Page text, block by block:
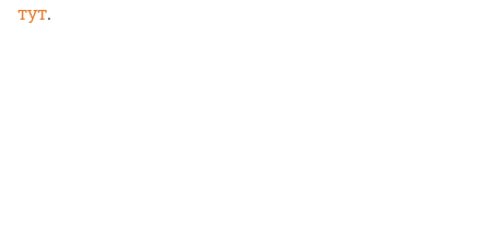
тут.